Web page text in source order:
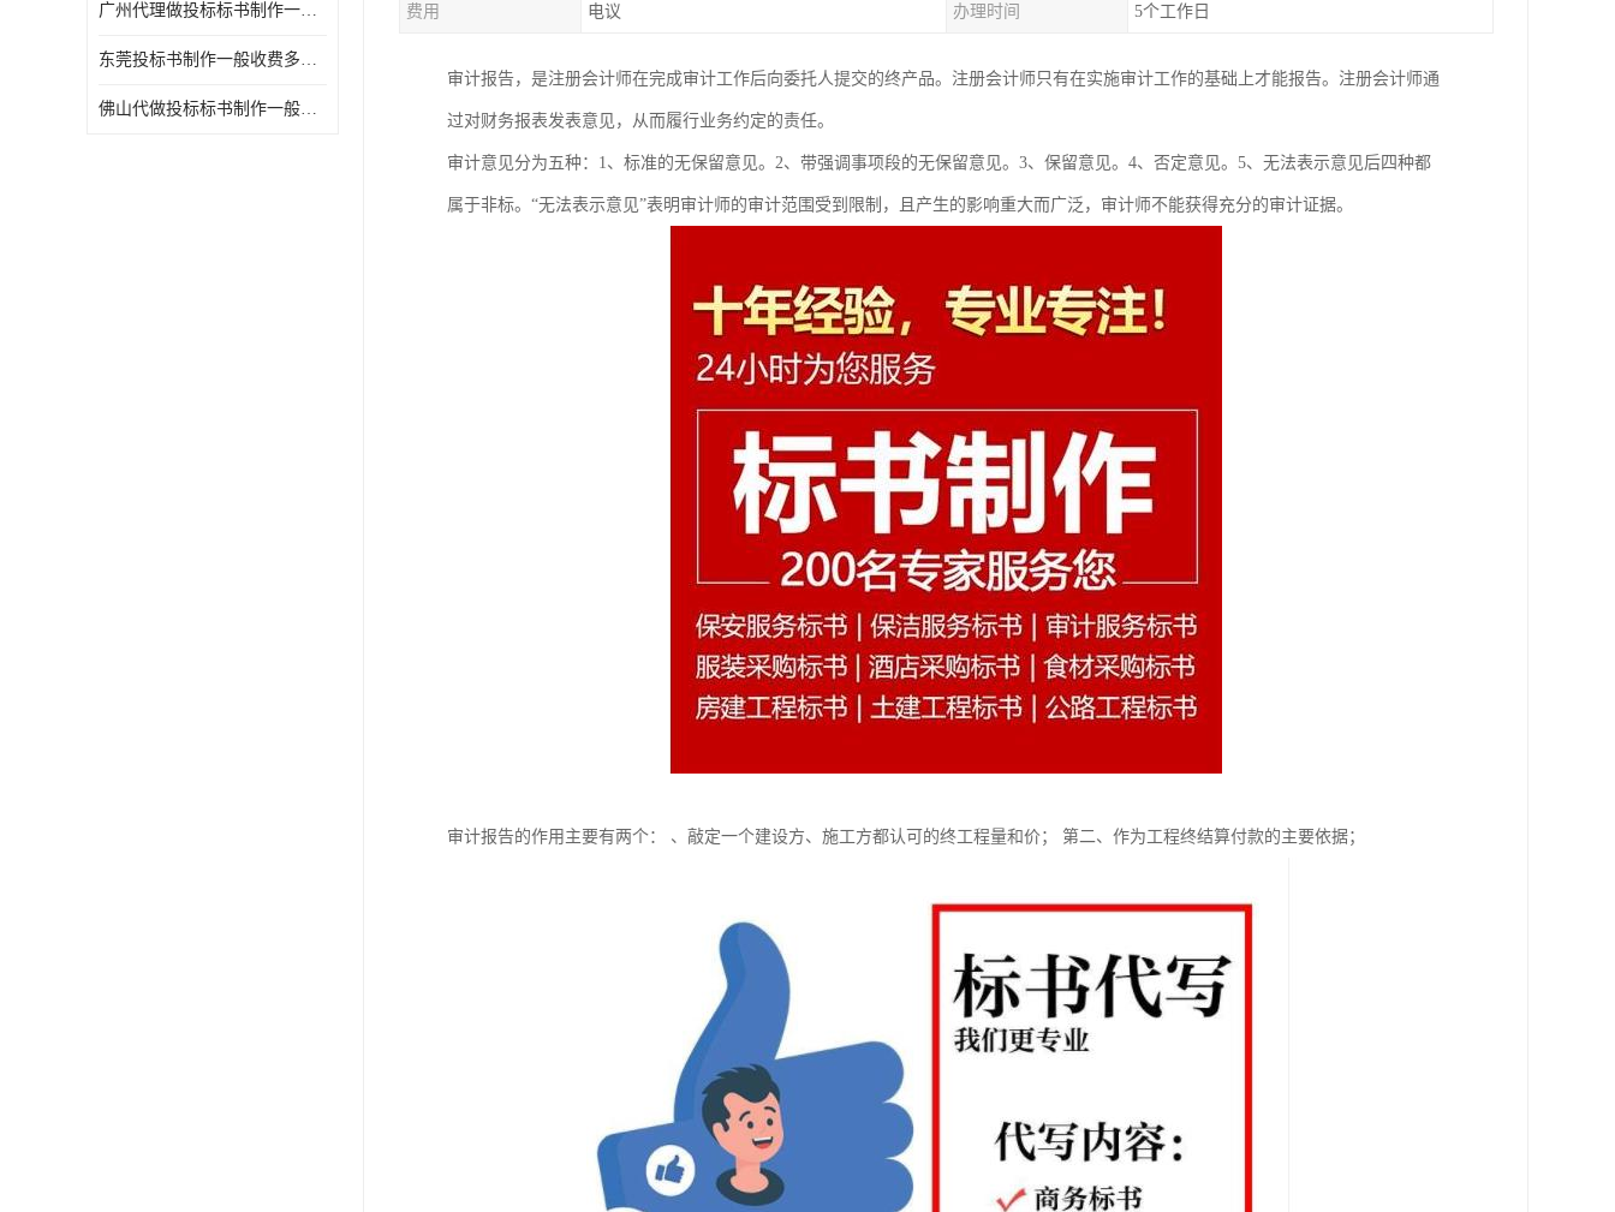
广州代理做投标标书制作一般收费多少钱 满足客户需求
东莞投标书制作一般收费多少钱 服务好
佛山代做投标标书制作一般收费多少钱 经验丰富
费用 电议 办理时间 5个工作日
审计报告，是注册会计师在完成审计工作后向委托人提交的终产品。注册会计师只有在实施审计工作的基础上才能报告。注册会计师通
过对财务报表发表意见，从而履行业务约定的责任。
审计意见分为五种：1、标准的无保留意见。2、带强调事项段的无保留意见。3、保留意见。4、否定意见。5、无法表示意见后四种都
属于非标。“无法表示意见”表明审计师的审计范围受到限制，且产生的影响重大而广泛，审计师不能获得充分的审计证据。
审计报告的作用主要有两个： 、敲定一个建设方、施工方都认可的终工程量和价； 第二、作为工程终结算付款的主要依据；